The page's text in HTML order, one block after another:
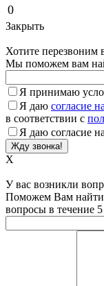
0
Закрыть
Хотите перезвоним
Мы поможем вам
Я принимаю
Я даю согласие
в соответствии с
Я даю согласие на
X
У вас возникли
Поможем Вам найти
вопросы в течение